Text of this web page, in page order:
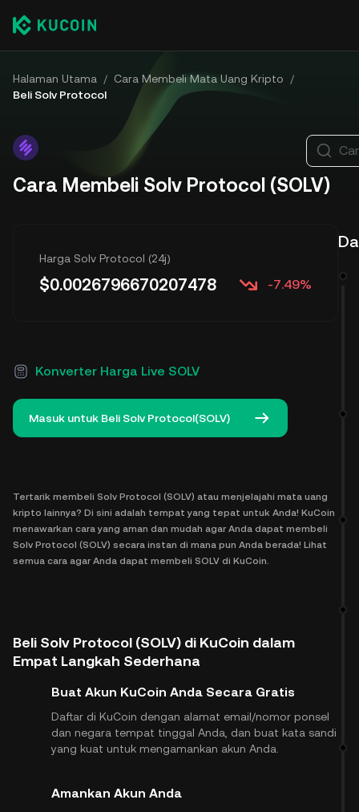
Halaman Utama / Cara Membeli Mata Uang Kripto
/
Beli Solv Protocol
Cara Membeli Solv Protocol (SOLV)
Harga Solv Protocol (24j)
$0.0026796670207478 -7.49%
Konverter Harga Live SOLV
Masuk untuk Beli Solv Protocol(SOLV)
Tertarik membeli Solv Protocol (SOLV) atau menjelajahi mata uang
kripto lainnya? Di sini adalah tempat yang tepat untuk Anda! KuCoin
menawarkan cara yang aman dan mudah agar Anda dapat membeli
Solv Protocol (SOLV) secara instan di mana pun Anda berada! Lihat
semua cara agar Anda dapat membeli SOLV di KuCoin.
Beli Solv Protocol (SOLV) di KuCoin dalam
Empat Langkah Sederhana
Buat Akun KuCoin Anda Secara Gratis
Daftar di KuCoin dengan alamat email/nomor ponsel
dan negara tempat tinggal Anda, dan buat kata sandi
yang kuat untuk mengamankan akun Anda.
Amankan Akun Anda